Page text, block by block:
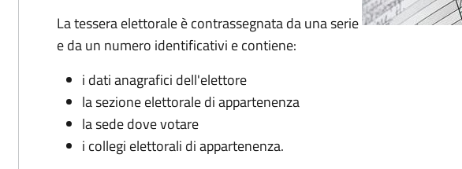
La tessera elettorale è contrassegnata da una serie
e da un numero identificativi e contiene:
i dati anagrafici dell'elettore
la sezione elettorale di appartenenza
la sede dove votare
i collegi elettorali di appartenenza.